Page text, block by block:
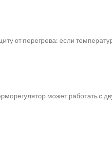
от перегрева: если
может работать с